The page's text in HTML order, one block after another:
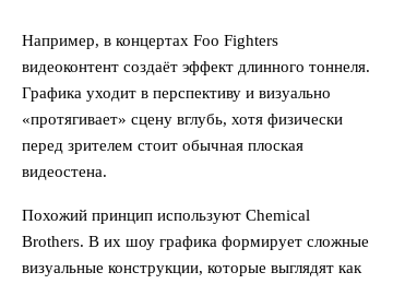
Например, в концертах Foo Fighters
видеоконтент создаёт эффект длинного тоннеля.
Графика уходит в перспективу и визуально
«протягивает» сцену вглубь, хотя физически
перед зрителем стоит обычная плоская
видеостена.
Похожий принцип используют Chemical
Brothers. В их шоу графика формирует сложные
визуальные конструкции, которые выглядят как